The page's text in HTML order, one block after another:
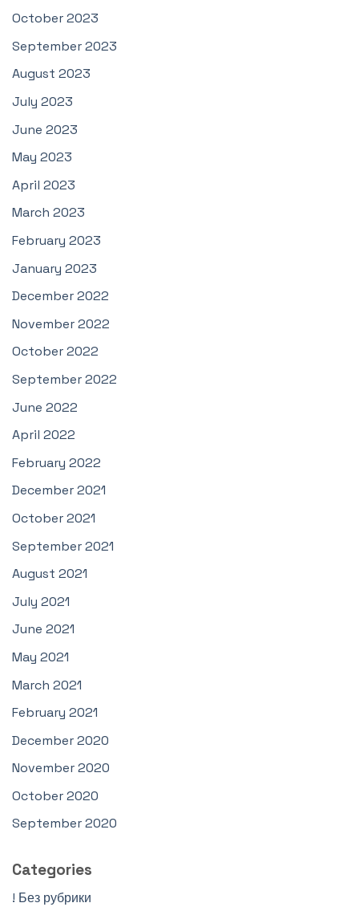
October 2023
September 2023
August 2023
July 2023
June 2023
May 2023
April 2023
March 2023
February 2023
January 2023
December 2022
November 2022
October 2022
September 2022
June 2022
April 2022
February 2022
December 2021
October 2021
September 2021
August 2021
July 2021
June 2021
May 2021
March 2021
February 2021
December 2020
November 2020
October 2020
September 2020
Categories
! Без рубрики